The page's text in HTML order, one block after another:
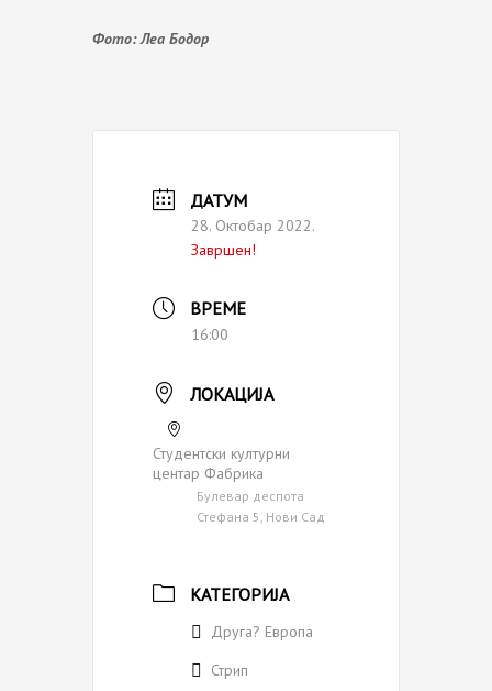
Фото: Леа Бодор
ДАТУМ
28. Октобар 2022.
Завршен!
ВРЕМЕ
16:00
ЛОКАЦИЈА
Студентски културни
центар Фабрика
Булевар деспота
Стефана 5, Нови Сад
КАТЕГОРИЈА
Друга? Европа
Стрип